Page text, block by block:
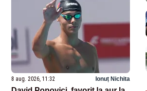
8 aug. 2026, 11:32 Ionuț Nichita